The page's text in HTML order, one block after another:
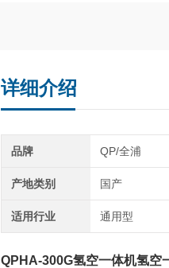
详细介绍
品牌 QP/全浦
产地类别 国产
适用行业 通用型
QPHA-300G氢空一体机氢空